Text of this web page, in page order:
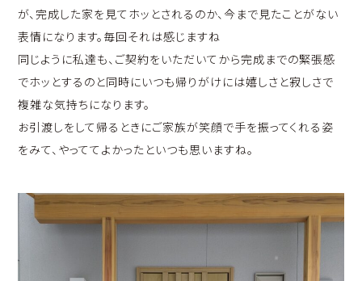
が、完成した家を見てホッとされるのか、今まで見たことがない
表情になります。毎回それは感じますね
同じように私達も、ご契約をいただいてから完成までの緊張感
でホッとするのと同時にいつも帰りがけには嬉しさと寂しさで
複雑な気持ちになります。
お引渡しをして帰るときにご家族が笑顔で手を振ってくれる姿
をみて、やっててよかったといつも思いますね。